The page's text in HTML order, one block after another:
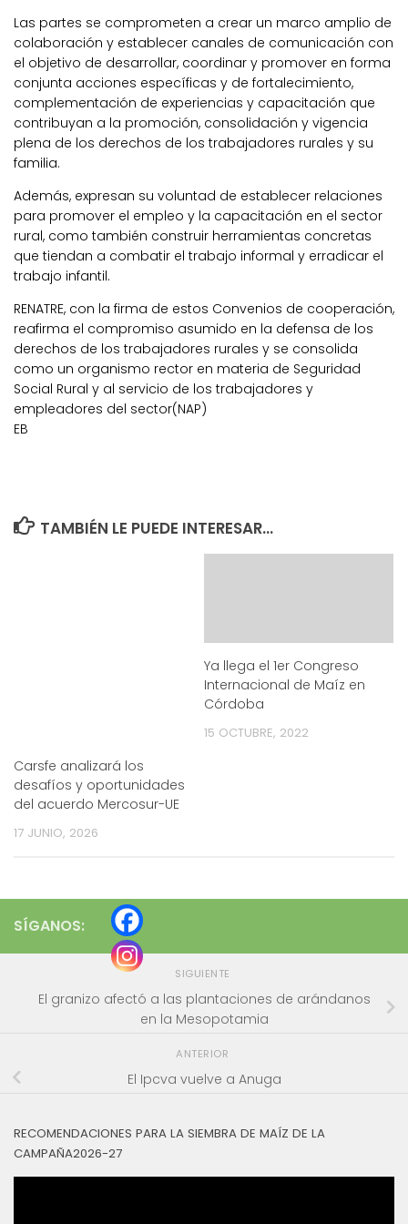
Las partes se comprometen a crear un marco amplio de
colaboración y establecer canales de comunicación con
el objetivo de desarrollar, coordinar y promover en forma
conjunta acciones específicas y de fortalecimiento,
complementación de experiencias y capacitación que
contribuyan a la promoción, consolidación y vigencia
plena de los derechos de los trabajadores rurales y su
familia.
Además, expresan su voluntad de establecer relaciones
para promover el empleo y la capacitación en el sector
rural, como también construir herramientas concretas
que tiendan a combatir el trabajo informal y erradicar el
trabajo infantil.
RENATRE, con la firma de estos Convenios de cooperación,
reafirma el compromiso asumido en la defensa de los
derechos de los trabajadores rurales y se consolida
como un organismo rector en materia de Seguridad
Social Rural y al servicio de los trabajadores y
empleadores del sector(NAP)
EB
TAMBIÉN LE PUEDE INTERESAR...
Carsfe analizará los
desafíos y oportunidades
del acuerdo Mercosur-UE
17 JUNIO, 2026
Ya llega el 1er Congreso
Internacional de Maíz en
Córdoba
15 OCTUBRE, 2022
SÍGANOS:
SIGUIENTE
El granizo afectó a las plantaciones de arándanos
en la Mesopotamia
ANTERIOR
El Ipcva vuelve a Anuga
RECOMENDACIONES PARA LA SIEMBRA DE MAÍZ DE LA
CAMPAÑA2026-27